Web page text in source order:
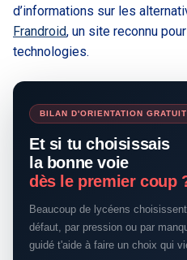
d’informations sur les
Frandroid, un site reconnu
technologies.
BILAN D'ORIENTATION GRATUIT
Et si tu choisissais
la bonne voie
dès le premier coup
Beaucoup de lycéens
défaut, par pression ou par
guidé t'aide à faire un choix qui